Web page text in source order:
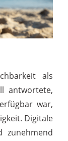
als
antwortete,
war,
Digitale
zunehmend